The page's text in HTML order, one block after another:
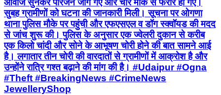
आवाज सुनकर परिजन जाग गए और चोर मौके से फरार हो गए।
सुबह ग्रामीणों को घटना की जानकारी मिली। सूचना पर ओगणा
थाना पुलिस मौके पर पहुंची और एफएसएल व डॉग स्क्वॉयड की मदद
से जांच शुरू की। पुलिस के अनुसार एक ज्वेलरी दुकान से करीब
एक किलो चांदी और सोने के आभूषण चोरी होने की बात सामने आई
है। लगातार तीन चोरी की वारदातों से ग्रामीणों में आक्रोश है और
उन्होंने रात्रि गश्त बढ़ाने की मांग की है। #Udaipur #Ogna
#Theft #BreakingNews #CrimeNews
JewelleryShop